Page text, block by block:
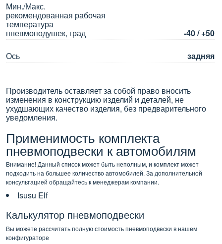
Мин./Макс.
рекомендованная рабочая
температура
пневмоподушек, град
-40 / +50
Ось
задняя
Производитель оставляет за собой право вносить
изменения в конструкцию изделий и деталей, не
ухудшающих качество изделия, без предварительного
уведомления.
Применимость комплекта
пневмоподвески к автомобилям
Внимание! Данный список может быть неполным, и комплект может
подходить на большее количество автомобилей. За дополнительной
консультацией обращайтесь к менеджерам компании.
Isusu Elf
Калькулятор пневмоподвески
Вы можете рассчитать полную стоимость пневмоподвески в нашем
конфигураторе